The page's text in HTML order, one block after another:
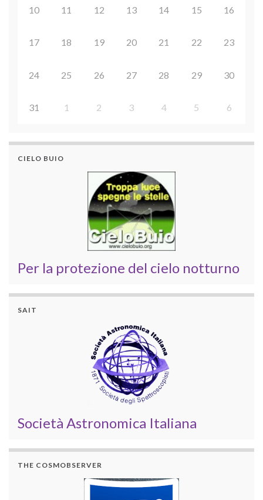
10 11 12 13 14 15 16
17 18 19 20 21 22 23
24 25 26 27 28 29 30
31 1 2 3 4 5 6
CIELO BUIO
Per la protezione del cielo notturno
SAIT
Società Astronomica Italiana
THE COSMOBSERVER